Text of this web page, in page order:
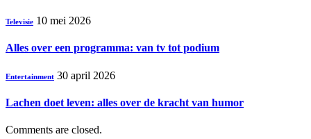
Televisie 10 mei 2026
Alles over een programma: van tv tot podium
Entertainment 30 april 2026
Lachen doet leven: alles over de kracht van humor
Comments are closed.